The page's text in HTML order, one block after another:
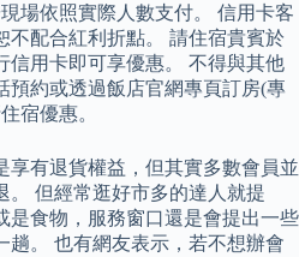
場依照實際人數支付。 信用卡客
不配合紅利折點。 請住宿貴賓於
信用卡即可享優惠。 不得與其他
預約或透過飯店官網專頁訂房(專
宿優惠。
享有退貨權益，但其實多數會員並
。 但經常逛好市多的達人就提
是食物，服務窗口還是會提出一些
趟。 也有網友表示，若不想辦會